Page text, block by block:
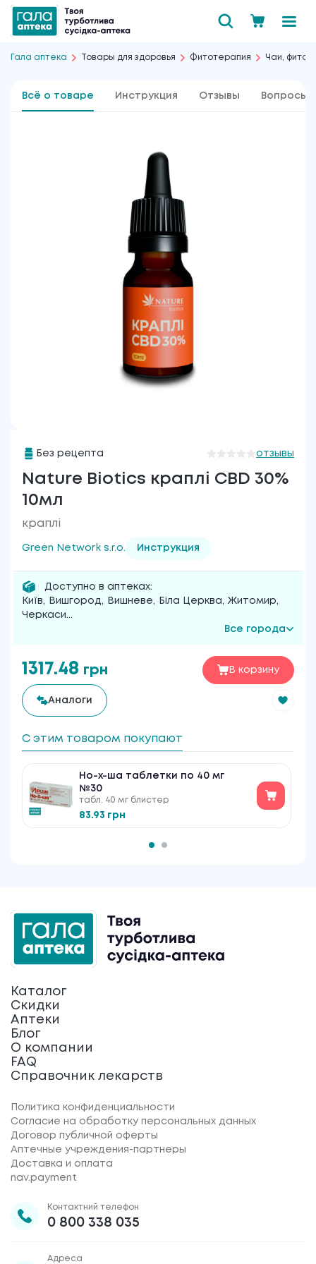
Гала аптека Товары для здоровья Фитотерапия Чаи,
Всё о товаре Инструкция Отзывы Вопросы
Без рецепта отзывы
Nature Biotics краплі CBD 30%
10мл
краплі
Green Network s.r.o. Инструкция
Доступно в аптеках:
Київ, Вишгород, Вишневе, Біла Церква, Житомир,
Черкаси...
Все города
1317.48 грн В корзину
Аналоги
С этим товаром покупают
Но-х-ша таблетки по 40 мг
№30
табл. 40 мг блистер
83.93 грн
Каталог
Скидки
Аптеки
Блог
О компании
FAQ
Справочник лекарств
Политика конфиденциальности
Согласие на обработку персональных данных
Договор публичной оферты
Аптечные учреждения-партнеры
Доставка и оплата
nav.payment
Контактний телефон
0 800 338 035
Адреса